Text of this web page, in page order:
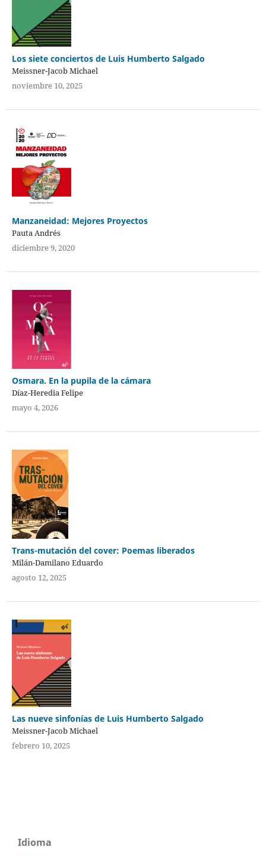
Los siete conciertos de Luis Humberto Salgado
Meissner-Jacob Michael
noviembre 10, 2025
Manzaneidad: Mejores Proyectos
Pauta Andrés
diciembre 9, 2020
Osmara. En la pupila de la cámara
Díaz-Heredia Felipe
mayo 4, 2026
Trans-mutación del cover: Poemas liberados
Milán-Damilano Eduardo
agosto 12, 2025
Las nueve sinfonías de Luis Humberto Salgado
Meissner-Jacob Michael
febrero 10, 2025
Idioma